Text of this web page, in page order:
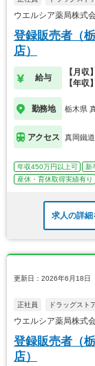
ウエルシア薬局株式
登録販売者（
店）
給与
【月収
【年収
勤務地 栃木県
アクセス 真岡鐵
年収450万円以上可 新
産休・育休取得実績有り
求人の詳細
更新日：2026年6月18日
正社員 ドラッグスト
ウエルシア薬局株式
登録販売者（
店）